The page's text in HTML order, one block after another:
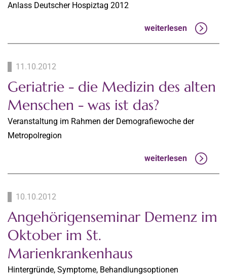
Anlass Deutscher Hospiztag 2012
weiterlesen
11.10.2012
Geriatrie - die Medizin des alten
Menschen - was ist das?
Veranstaltung im Rahmen der Demografiewoche der
Metropolregion
weiterlesen
10.10.2012
Angehörigenseminar Demenz im
Oktober im St.
Marienkrankenhaus
Hintergründe, Symptome, Behandlungsoptionen